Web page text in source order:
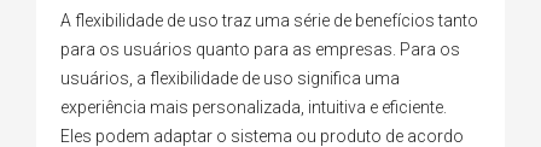
A flexibilidade de uso traz uma série de benefícios tanto
para os usuários quanto para as empresas. Para os
usuários, a flexibilidade de uso significa uma
experiência mais personalizada, intuitiva e eficiente.
Eles podem adaptar o sistema ou produto de acordo